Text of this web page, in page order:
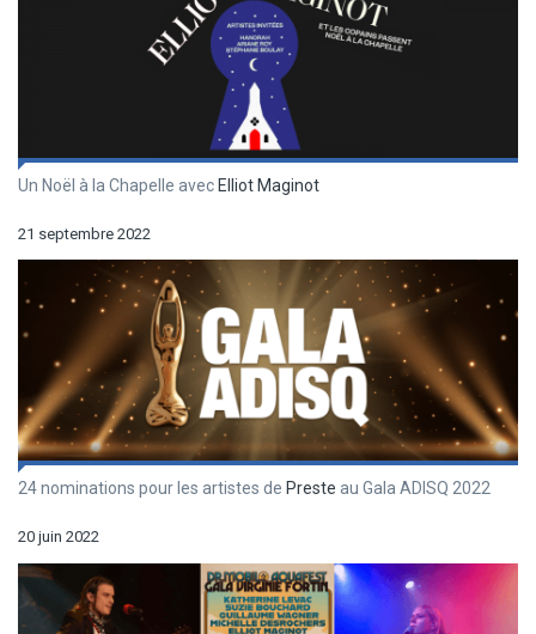
Un Noël à la Chapelle avec Elliot Maginot
21 septembre 2022
24 nominations pour les artistes de Preste au Gala ADISQ 2022
20 juin 2022